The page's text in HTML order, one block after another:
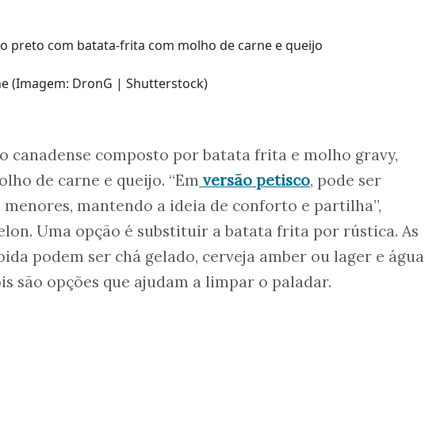
(Imagem: DronG | Shutterstock)
canadense composto por batata frita e molho gravy,
de carne e queijo. “Em versão petisco, pode ser
mantendo a ideia de conforto e partilha”,
Uma opção é substituir a batata frita por rústica. As
podem ser chá gelado, cerveja amber ou lager e água
são opções que ajudam a limpar o paladar.